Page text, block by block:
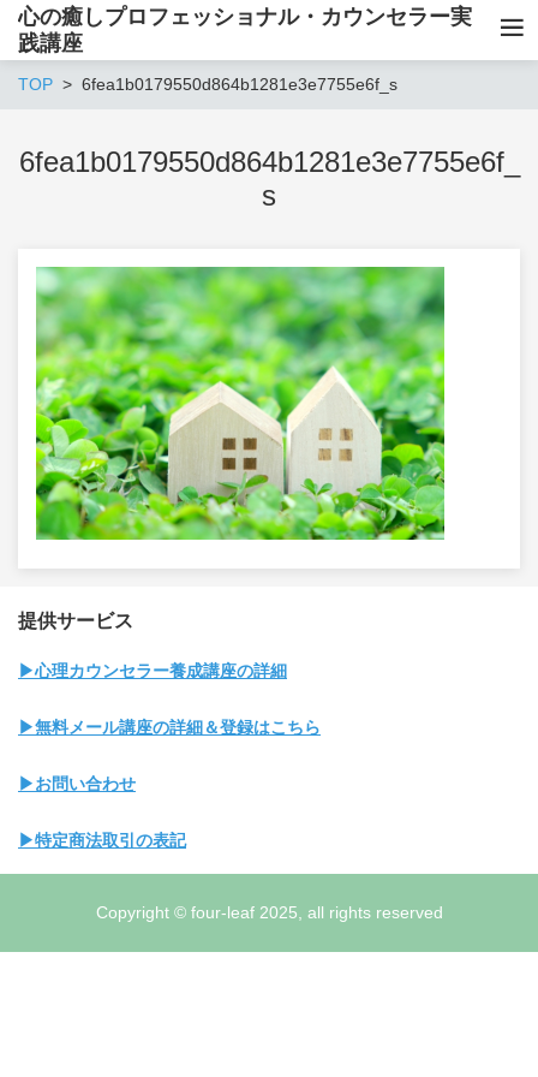
心の癒しプロフェッショナル・カウンセラー実
践講座
TOP 6fea1b0179550d864b1281e3e7755e6f_s
6fea1b0179550d864b1281e3e7755e6f_
s
提供サービス
▶心理カウンセラー養成講座の詳細
▶無料メール講座の詳細＆登録はこちら
▶お問い合わせ
▶特定商法取引の表記
Copyright © four-leaf 2025, all rights reserved